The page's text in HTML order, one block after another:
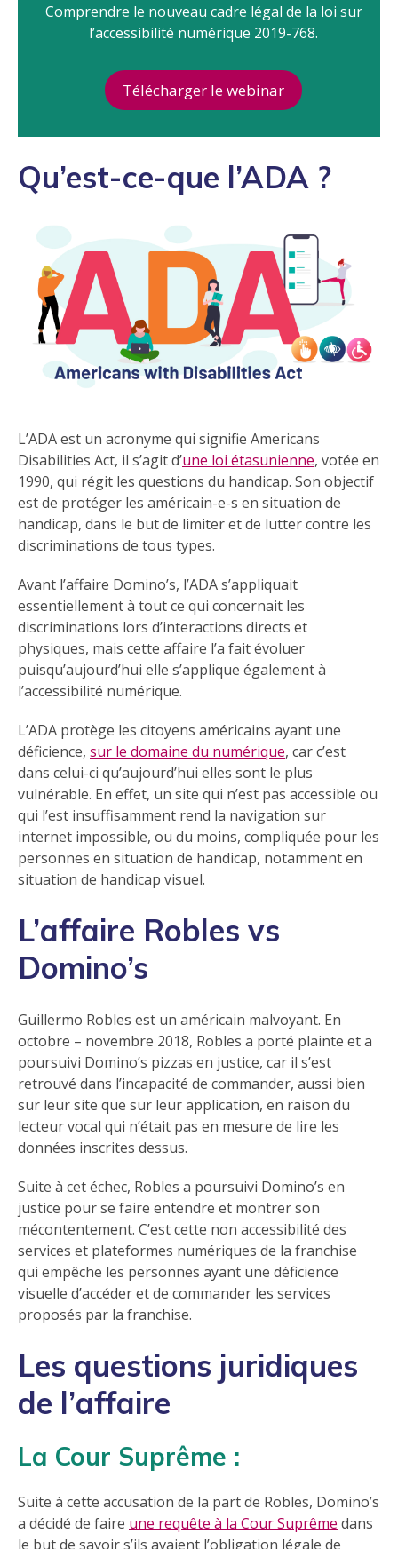
Comprendre le nouveau cadre légal de la loi sur
l’accessibilité numérique 2019-768.
Télécharger le webinar
Qu’est-ce-que l’ADA ?
L’ADA est un acronyme qui signifie Americans
Disabilities Act, il s’agit d’une loi étasunienne, votée en
1990, qui régit les questions du handicap. Son objectif
est de protéger les américain-e-s en situation de
handicap, dans le but de limiter et de lutter contre les
discriminations de tous types.
Avant l’affaire Domino’s, l’ADA s’appliquait
essentiellement à tout ce qui concernait les
discriminations lors d’interactions directs et
physiques, mais cette affaire l’a fait évoluer
puisqu’aujourd’hui elle s’applique également à
l’accessibilité numérique.
L’ADA protège les citoyens américains ayant une
déficience, sur le domaine du numérique, car c’est
dans celui-ci qu’aujourd’hui elles sont le plus
vulnérable. En effet, un site qui n’est pas accessible ou
qui l’est insuffisamment rend la navigation sur
internet impossible, ou du moins, compliquée pour les
personnes en situation de handicap, notamment en
situation de handicap visuel.
L’affaire Robles vs
Domino’s
Guillermo Robles est un américain malvoyant. En
octobre – novembre 2018, Robles a porté plainte et a
poursuivi Domino’s pizzas en justice, car il s’est
retrouvé dans l’incapacité de commander, aussi bien
sur leur site que sur leur application, en raison du
lecteur vocal qui n’était pas en mesure de lire les
données inscrites dessus.
Suite à cet échec, Robles a poursuivi Domino’s en
justice pour se faire entendre et montrer son
mécontentement. C’est cette non accessibilité des
services et plateformes numériques de la franchise
qui empêche les personnes ayant une déficience
visuelle d’accéder et de commander les services
proposés par la franchise.
Les questions juridiques
de l’affaire
La Cour Suprême :
Suite à cette accusation de la part de Robles, Domino’s
a décidé de faire une requête à la Cour Suprême dans
le but de savoir s’ils avaient l’obligation légale de